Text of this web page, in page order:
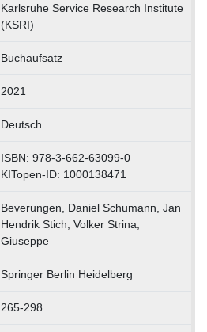
Karlsruhe Service Research Institute
(KSRI)
Buchaufsatz
2021
Deutsch
ISBN: 978-3-662-63099-0
KITopen-ID: 1000138471
Beverungen, Daniel Schumann, Jan
Hendrik Stich, Volker Strina,
Giuseppe
Springer Berlin Heidelberg
265-298